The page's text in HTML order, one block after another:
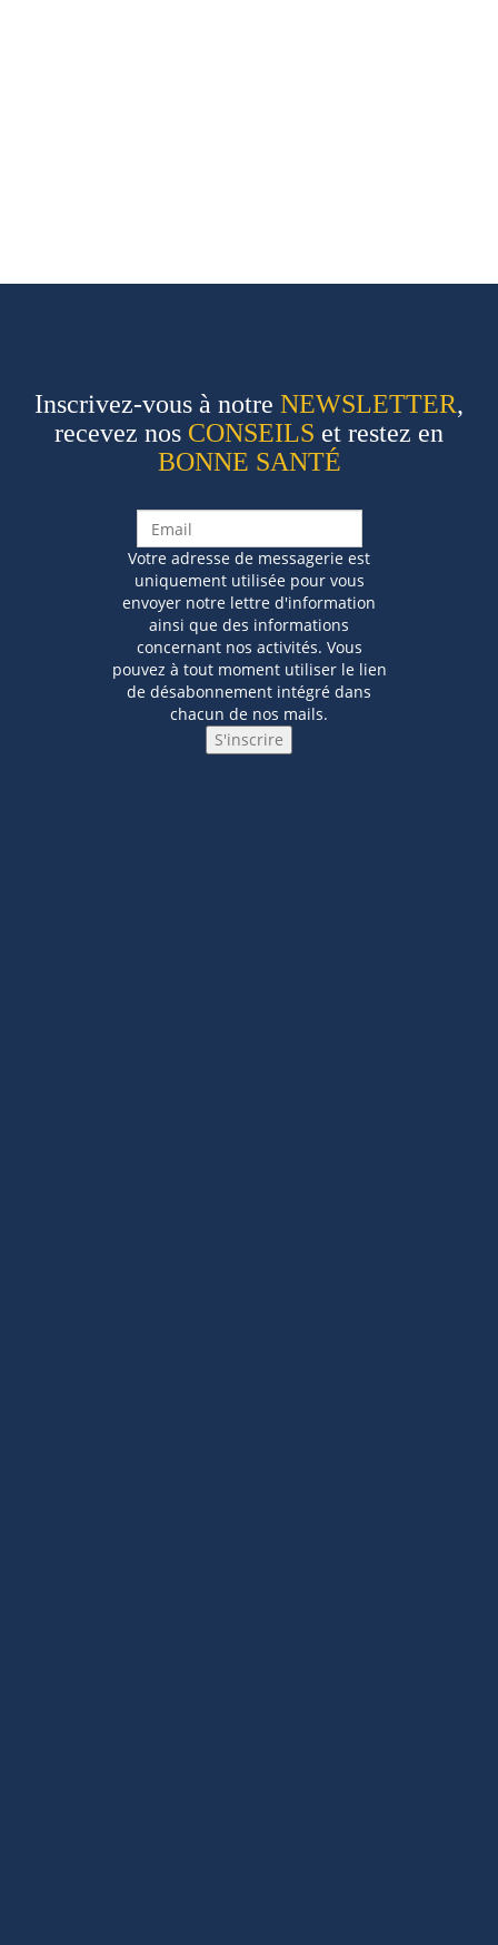
Inscrivez-vous à notre NEWSLETTER,
recevez nos CONSEILS et restez en
BONNE SANTÉ
Votre adresse de messagerie est
uniquement utilisée pour vous
envoyer notre lettre d'information
ainsi que des informations
concernant nos activités. Vous
pouvez à tout moment utiliser le lien
de désabonnement intégré dans
chacun de nos mails.